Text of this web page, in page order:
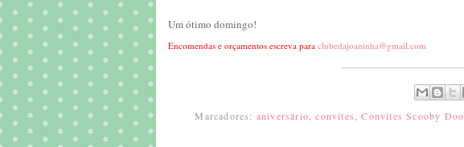
Um ótimo domingo!
Encomendas e orçamentos escreva para clubedajoaninha@gmail.com
Marcadores: aniversário ,convites ,Convites Scooby Doo